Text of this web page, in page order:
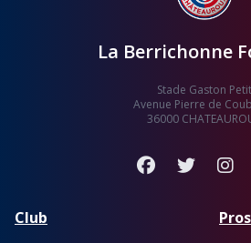
La Berrichonne
Stade Gaston Petit
Avenue Pierre de
36000
FacebookTwitter
Club Pros